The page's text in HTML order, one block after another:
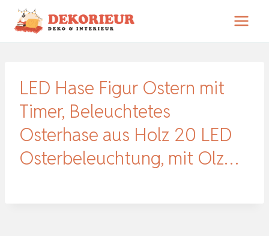
Zum
Inhalt
LED Hase Figur Ostern mit
Timer, Beleuchtetes
Osterhase aus Holz 20 LED
Osterbeleuchtung, mit Olz…